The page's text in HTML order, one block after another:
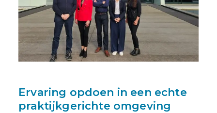
Ervaring opdoen in een echte
praktijkgerichte omgeving